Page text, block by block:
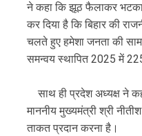
ने कहा कि झूठ फैलाकर
कर दिया है कि बिहार की
चलते हुए हमेशा जनता की
समन्वय स्थापित 2025 में
साथ ही प्रदेश अध्यक्ष ने
माननीय मुख्यमंत्री श्री
ताकत प्रदान करना है।